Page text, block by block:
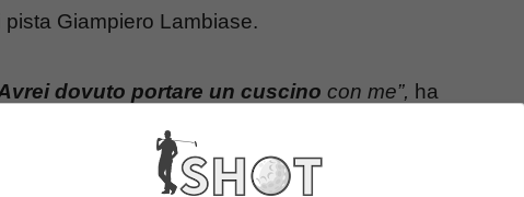
Giampiero Lambiase.
dovuto portare un cuscino con me”, ha
in nessun modo il pilota della Mercedes.
totale: oltre al ritiro di Perez, per la Red